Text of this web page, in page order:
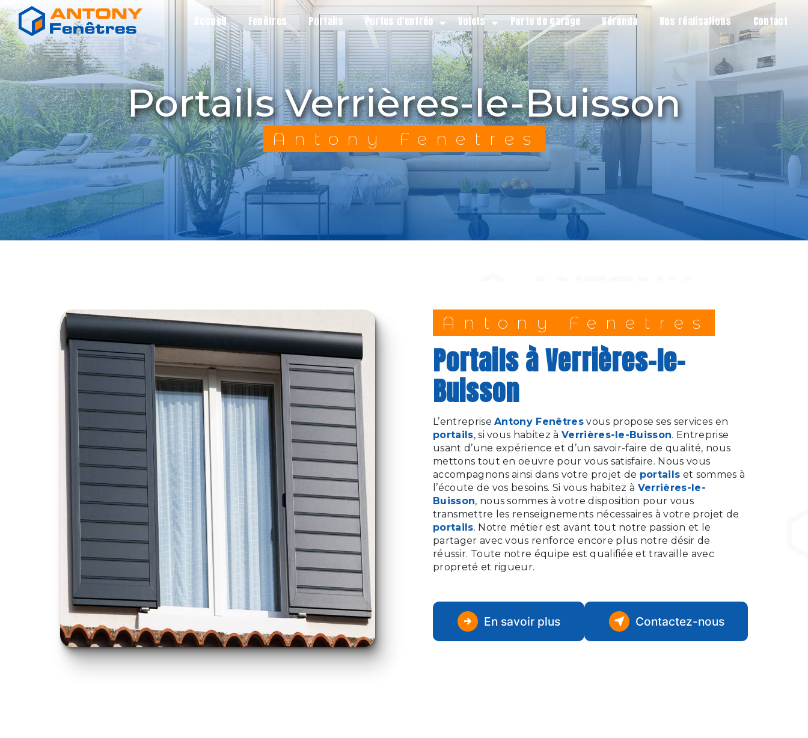
Accueil Fenêtres Portails Portes d'entrée Volets Porte de garage Véranda Nos réalisations Contact
portails Verrières-le-Buisson
Antony Fenetres
Antony Fenetres
portails à Verrières-le-
Buisson
L’entrepriseAntony Fenêtresvous propose ses services en
portails, si vous habitez à Verrières-le-Buisson. Entreprise
usant d’une expérience et d’un savoir-faire de qualité, nous
mettons tout en oeuvre pour vous satisfaire. Nous vous
accompagnons ainsi dans votre projet de portails et sommes à
l’écoute de vos besoins. Si vous habitez à Verrières-le-
Buisson, nous sommes à votre disposition pour vous
transmettre les renseignements nécessaires à votre projet de
portails. Notre métier est avant tout notre passion et le
partager avec vous renforce encore plus notre désir de
réussir. Toute notre équipe est qualifiée et travaille avec
propreté et rigueur.
En savoir plus Contactez-nous
Panneau de gestion des cookies